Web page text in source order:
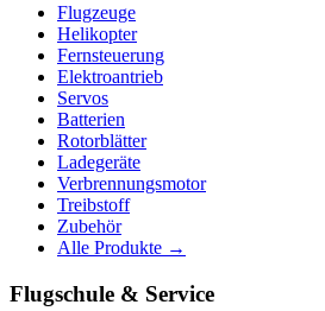
Flugzeuge
Helikopter
Fernsteuerung
Elektroantrieb
Servos
Batterien
Rotorblätter
Ladegeräte
Verbrennungsmotor
Treibstoff
Zubehör
Alle Produkte →
Flugschule & Service